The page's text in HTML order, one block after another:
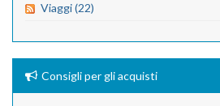
Viaggi (22)
Consigli per gli acquisti